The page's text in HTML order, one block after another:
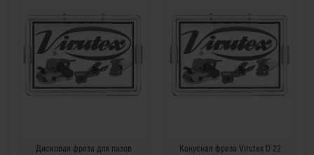
Дисковая фреза для пазов
Конусная фреза Virutex D 22